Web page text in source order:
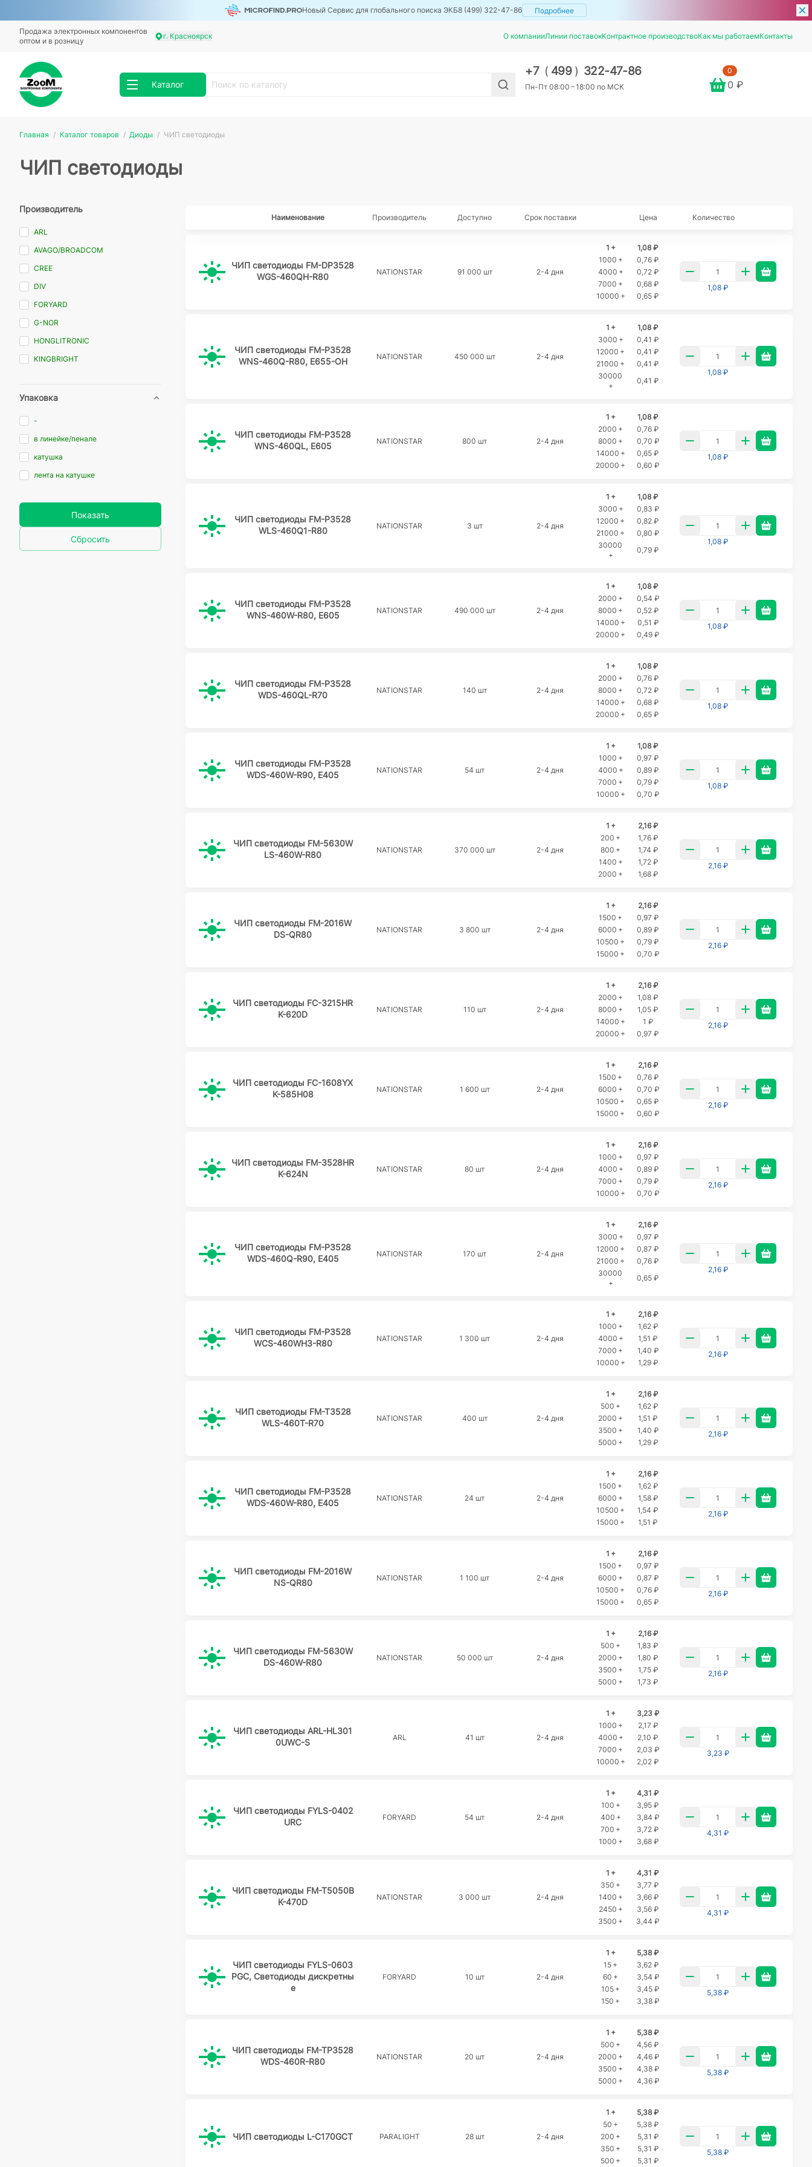
Новый Сервис для глобального поиска ЭКБ8 (499) 322-47-86 Подробнее
Продажа электронных компонентов
оптом и в розницу
г. Красноярск О компанииЛинии поставокКонтрактное производствоКак мы работаемКонтакты
Каталог
+7 ( 499 ) 322-47-86
Пн-Пт 08:00 – 18:00 по МСК
0
0 ₽
Главная Каталог товаров Диоды ЧИП светодиоды
ЧИП светодиоды
Производитель
ARL
AVAGO/BROADCOM
CREE
DIV
FORYARD
G-NOR
HONGLITRONIC
KINGBRIGHT
OASISTEK
ПЛАНЕТА
Упаковка
-
в линейке/пенале
катушка
лента на катушке
Показать
Сбросить
Наименование Производитель Доступно Срок поставки Цена Количество
ЧИП светодиоды FM-DP3528
WGS-460QH-R80
NATIONSTAR 91 000 шт 2-4 дня
1 +
1,08 ₽
1000 +
0,76 ₽
4000 +
0,72 ₽
7000 +
0,68 ₽
10000 +
0,65 ₽
1,08 ₽
ЧИП светодиоды FM-P3528
WNS-460Q-R80, E655-OH
NATIONSTAR 450 000 шт 2-4 дня
1 +
1,08 ₽
3000 +
0,41 ₽
12000 +
0,41 ₽
21000 +
0,41 ₽
30000
+
0,41 ₽
1,08 ₽
ЧИП светодиоды FM-P3528
WNS-460QL, E605
NATIONSTAR 800 шт 2-4 дня
1 +
1,08 ₽
2000 +
0,76 ₽
8000 +
0,70 ₽
14000 +
0,65 ₽
20000 +
0,60 ₽
1,08 ₽
ЧИП светодиоды FM-P3528
WLS-460Q1-R80
NATIONSTAR 3 шт 2-4 дня
1 +
1,08 ₽
3000 +
0,83 ₽
12000 +
0,82 ₽
21000 +
0,80 ₽
30000
+
0,79 ₽
1,08 ₽
ЧИП светодиоды FM-P3528
WNS-460W-R80, E605
NATIONSTAR 490 000 шт 2-4 дня
1 +
1,08 ₽
2000 +
0,54 ₽
8000 +
0,52 ₽
14000 +
0,51 ₽
20000 +
0,49 ₽
1,08 ₽
ЧИП светодиоды FM-P3528
WDS-460QL-R70
NATIONSTAR 140 шт 2-4 дня
1 +
1,08 ₽
2000 +
0,76 ₽
8000 +
0,72 ₽
14000 +
0,68 ₽
20000 +
0,65 ₽
1,08 ₽
ЧИП светодиоды FM-P3528
WDS-460W-R90, E405
NATIONSTAR 54 шт 2-4 дня
1 +
1,08 ₽
1000 +
0,97 ₽
4000 +
0,89 ₽
7000 +
0,79 ₽
10000 +
0,70 ₽
1,08 ₽
ЧИП светодиоды FM-5630W
LS-460W-R80
NATIONSTAR 370 000 шт 2-4 дня
1 +
2,16 ₽
200 +
1,76 ₽
800 +
1,74 ₽
1400 +
1,72 ₽
2000 +
1,68 ₽
2,16 ₽
ЧИП светодиоды FM-2016W
DS-QR80
NATIONSTAR 3 800 шт 2-4 дня
1 +
2,16 ₽
1500 +
0,97 ₽
6000 +
0,89 ₽
10500 +
0,79 ₽
15000 +
0,70 ₽
2,16 ₽
ЧИП светодиоды FC-3215HR
K-620D
NATIONSTAR 110 шт 2-4 дня
1 +
2,16 ₽
2000 +
1,08 ₽
8000 +
1,05 ₽
14000 +
1 ₽
20000 +
0,97 ₽
2,16 ₽
ЧИП светодиоды FC-1608YX
K-585H08
NATIONSTAR 1 600 шт 2-4 дня
1 +
2,16 ₽
1500 +
0,76 ₽
6000 +
0,70 ₽
10500 +
0,65 ₽
15000 +
0,60 ₽
2,16 ₽
ЧИП светодиоды FM-3528HR
K-624N
NATIONSTAR 80 шт 2-4 дня
1 +
2,16 ₽
1000 +
0,97 ₽
4000 +
0,89 ₽
7000 +
0,79 ₽
10000 +
0,70 ₽
2,16 ₽
ЧИП светодиоды FM-P3528
WDS-460Q-R90, E405
NATIONSTAR 170 шт 2-4 дня
1 +
2,16 ₽
3000 +
0,97 ₽
12000 +
0,87 ₽
21000 +
0,76 ₽
30000
+
0,65 ₽
2,16 ₽
ЧИП светодиоды FM-P3528
WCS-460WH3-R80
NATIONSTAR 1 300 шт 2-4 дня
1 +
2,16 ₽
1000 +
1,62 ₽
4000 +
1,51 ₽
7000 +
1,40 ₽
10000 +
1,29 ₽
2,16 ₽
ЧИП светодиоды FM-T3528
WLS-460T-R70
NATIONSTAR 400 шт 2-4 дня
1 +
2,16 ₽
500 +
1,62 ₽
2000 +
1,51 ₽
3500 +
1,40 ₽
5000 +
1,29 ₽
2,16 ₽
ЧИП светодиоды FM-P3528
WDS-460W-R80, E405
NATIONSTAR 24 шт 2-4 дня
1 +
2,16 ₽
1500 +
1,62 ₽
6000 +
1,58 ₽
10500 +
1,54 ₽
15000 +
1,51 ₽
2,16 ₽
ЧИП светодиоды FM-2016W
NS-QR80
NATIONSTAR 1 100 шт 2-4 дня
1 +
2,16 ₽
1500 +
0,97 ₽
6000 +
0,87 ₽
10500 +
0,76 ₽
15000 +
0,65 ₽
2,16 ₽
ЧИП светодиоды FM-5630W
DS-460W-R80
NATIONSTAR 50 000 шт 2-4 дня
1 +
2,16 ₽
500 +
1,83 ₽
2000 +
1,80 ₽
3500 +
1,75 ₽
5000 +
1,73 ₽
2,16 ₽
ЧИП светодиоды ARL-HL301
0UWC-S
ARL 41 шт 2-4 дня
1 +
3,23 ₽
1000 +
2,17 ₽
4000 +
2,10 ₽
7000 +
2,03 ₽
10000 +
2,02 ₽
3,23 ₽
ЧИП светодиоды FYLS-0402
URC
FORYARD 54 шт 2-4 дня
1 +
4,31 ₽
100 +
3,95 ₽
400 +
3,84 ₽
700 +
3,72 ₽
1000 +
3,68 ₽
4,31 ₽
ЧИП светодиоды FM-T5050B
K-470D
NATIONSTAR 3 000 шт 2-4 дня
1 +
4,31 ₽
350 +
3,77 ₽
1400 +
3,66 ₽
2450 +
3,56 ₽
3500 +
3,44 ₽
4,31 ₽
ЧИП светодиоды FYLS-0603
PGC, Светодиоды дискретны
е
FORYARD 10 шт 2-4 дня
1 +
5,38 ₽
15 +
3,62 ₽
60 +
3,54 ₽
105 +
3,45 ₽
150 +
3,38 ₽
5,38 ₽
ЧИП светодиоды FM-TP3528
WDS-460R-R80
NATIONSTAR 20 шт 2-4 дня
1 +
5,38 ₽
500 +
4,56 ₽
2000 +
4,46 ₽
3500 +
4,38 ₽
5000 +
4,36 ₽
5,38 ₽
ЧИП светодиоды L-C170GCT PARALIGHT 28 шт 2-4 дня
1 +
5,38 ₽
50 +
5,38 ₽
200 +
5,31 ₽
350 +
5,31 ₽
500 +
5,31 ₽
5,38 ₽